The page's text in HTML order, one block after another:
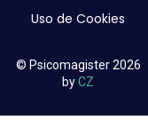
Uso de Cookies
© Psicomagister 2026
byCZ